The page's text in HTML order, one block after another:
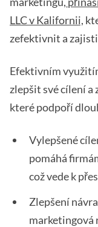
LLC v Kalifornii,
zefektivnit a
Efektivním
zlepšit své cílení a
které podpoří
Vylepšené
pomáhá
což vede k
Zlepšení
marketingová